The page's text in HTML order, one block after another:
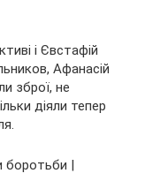
і Євстафій
Афанасій
зброї, не
діяли тепер